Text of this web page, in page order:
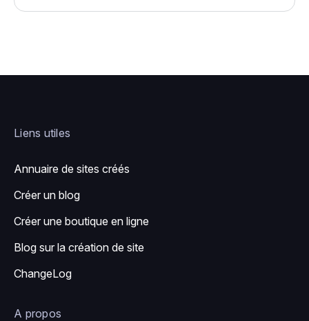
Liens utiles
Annuaire de sites créés
Créer un blog
Créer une boutique en ligne
Blog sur la création de site
ChangeLog
A propos